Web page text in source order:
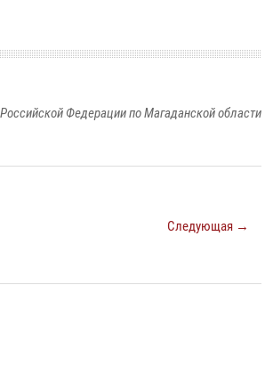
Федерации по Магаданской области
Следующая →